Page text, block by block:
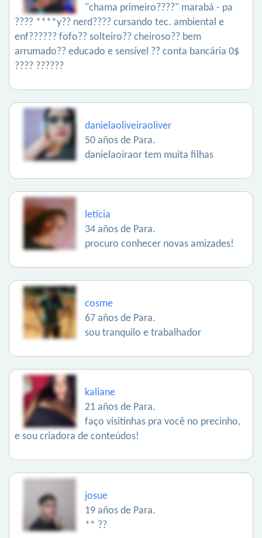
"chama primeiro????" marabá - pa
???? ****y?? nerd???? cursando tec. ambiental e
enf?????? fofo?? solteiro?? cheiroso?? bem
arrumado?? educado e sensível ?? conta bancária 0$
???? ??????
danielaoliveiraoliver
50 años de Para.
danielaoiraor tem muita filhas
letícia
34 años de Para.
procuro conhecer novas amizades!
cosme
67 años de Para.
sou tranquilo e trabalhador
kaliane
21 años de Para.
faço visitinhas pra você no precinho,
e sou criadora de conteúdos!
josue
19 años de Para.
** ??